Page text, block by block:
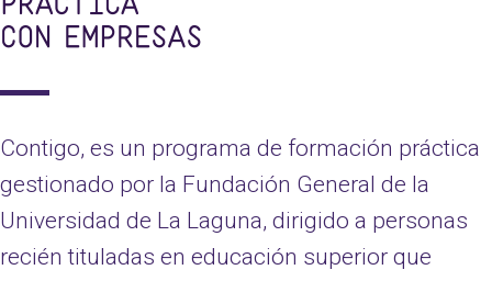
Contigo, es un programa de formación práctica
gestionado por la Fundación General de la
Universidad de La Laguna, dirigido a personas
recién tituladas en educación superior que